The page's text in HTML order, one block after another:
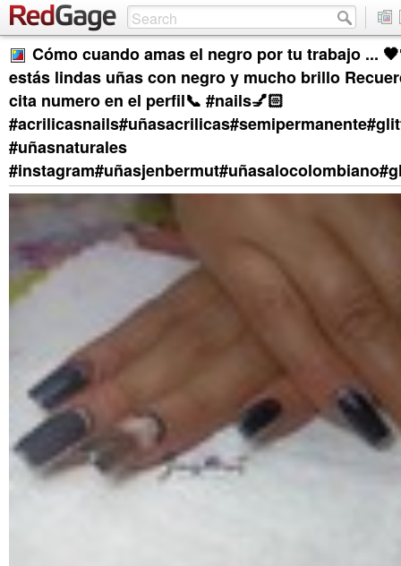
Cómo cuando amas el negro por tu trabajo ...
estás lindas uñas con negro y mucho brillo
cita numero en el perfil📞 #nails💅🏻
#uñasnaturales